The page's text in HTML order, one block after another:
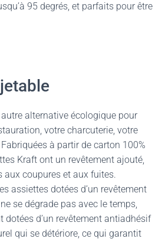
95 degrés, et parfaits pour être
alternative écologique pour
votre charcuterie, votre
à partir de carton 100%
Kraft ont un revêtement ajouté,
aux coupures et aux fuites.
assiettes dotées d’un revêtement
se dégrade pas avec le temps,
dotées d’un revêtement antiadhésif
qui se détériore, ce qui garantit